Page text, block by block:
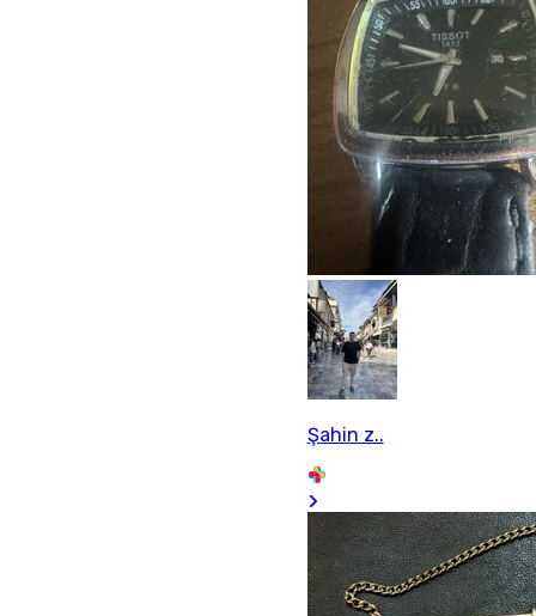
Şahin z..